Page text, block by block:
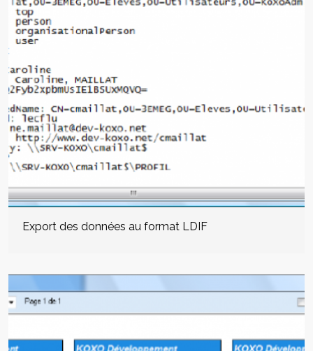
Export des données au format LDIF